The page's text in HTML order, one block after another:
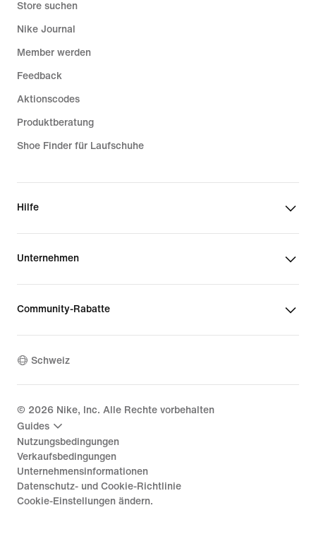
Store suchen
Nike Journal
Member werden
Feedback
Aktionscodes
Produktberatung
Shoe Finder für Laufschuhe
Hilfe
Unternehmen
Community-Rabatte
Schweiz
© 2026 Nike, Inc. Alle Rechte vorbehalten
Guides
Nutzungsbedingungen
Verkaufsbedingungen
Unternehmensinformationen
Datenschutz- und Cookie-Richtlinie
Cookie-Einstellungen ändern.